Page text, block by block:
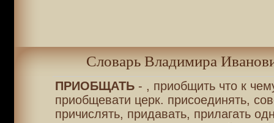
Словарь Владимира
ПРИОБЩАТЬ- , приобщить что к
приобщевати церк. присоединять,
причислять, придавать, прилагать